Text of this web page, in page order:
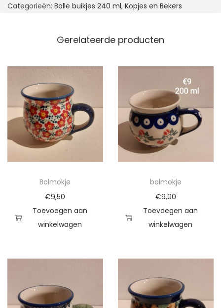
l
j
a
a
n
t
a
l
Categorieën: Bolle buikjes 240 ml, Kopjes en Bekers
Gerelateerde producten
Bolmokje
€9,50
Toevoegen aan
winkelwagen
bolmokje
€9,00
Toevoegen aan
winkelwagen